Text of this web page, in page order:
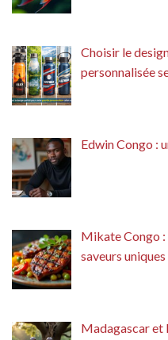
Choisir le
personnalisée
Edwin Congo :
Mikate Congo :
saveurs uniques
Madagascar et